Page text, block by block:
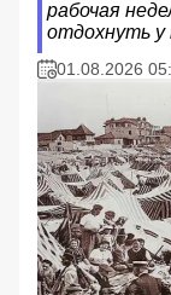
рабочая
отдохнуть у
01.08.2026